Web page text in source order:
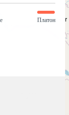
Платон